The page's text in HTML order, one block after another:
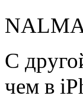
С
чем в